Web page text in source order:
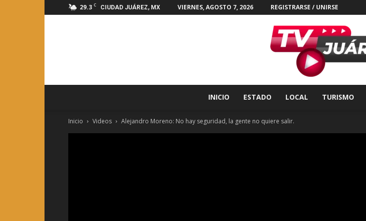
29.3 C CIUDAD JUÁREZ, MX VIERNES, AGOSTO 7, 2026 REGISTRARSE / UNIRSE
INICIO ESTADO LOCAL TURISMO
Inicio Videos Alejandro Moreno: No hay seguridad, la gente no quiere salir.